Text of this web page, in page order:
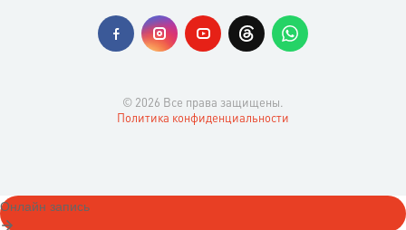
© 2026 Все права защищены.
Политика конфиденциальности